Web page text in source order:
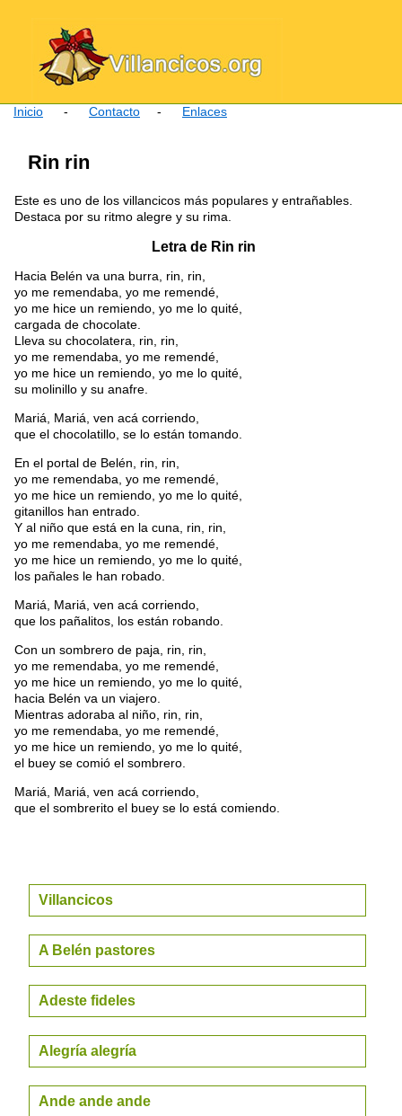
Inicio - Contacto - Enlaces
Rin rin
Este es uno de los villancicos más populares y entrañables.
Destaca por su ritmo alegre y su rima.
Letra de Rin rin
Hacia Belén va una burra, rin, rin,
yo me remendaba, yo me remendé,
yo me hice un remiendo, yo me lo quité,
cargada de chocolate.
Lleva su chocolatera, rin, rin,
yo me remendaba, yo me remendé,
yo me hice un remiendo, yo me lo quité,
su molinillo y su anafre.
Mariá, Mariá, ven acá corriendo,
que el chocolatillo, se lo están tomando.
En el portal de Belén, rin, rin,
yo me remendaba, yo me remendé,
yo me hice un remiendo, yo me lo quité,
gitanillos han entrado.
Y al niño que está en la cuna, rin, rin,
yo me remendaba, yo me remendé,
yo me hice un remiendo, yo me lo quité,
los pañales le han robado.
Mariá, Mariá, ven acá corriendo,
que los pañalitos, los están robando.
Con un sombrero de paja, rin, rin,
yo me remendaba, yo me remendé,
yo me hice un remiendo, yo me lo quité,
hacia Belén va un viajero.
Mientras adoraba al niño, rin, rin,
yo me remendaba, yo me remendé,
yo me hice un remiendo, yo me lo quité,
el buey se comió el sombrero.
Mariá, Mariá, ven acá corriendo,
que el sombrerito el buey se lo está comiendo.
Villancicos
A Belén pastores
Adeste fideles
Alegría alegría
Ande ande ande